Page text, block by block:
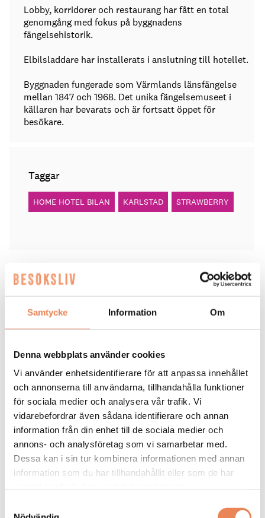
Samtycke Information Om
Denna webbplats använder cookies
Vi använder enhetsidentifierare för att anpassa innehållet
och annonserna till användarna, tillhandahålla funktioner
för sociala medier och analysera vår trafik. Vi
vidarebefordrar även sådana identifierare och annan
information från din enhet till de sociala medier och
annons- och analysföretag som vi samarbetar med.
Dessa kan i sin tur kombinera informationen med annan
information som du har tillhandahållit eller som de har
Lobby, korridorer och restaurang har fått en total
genomgång med fokus på byggnadens
fängelsehistorik.
Elbilsladdare har installerats i anslutning till hotellet.
Byggnaden fungerade som Värmlands länsfängelse
mellan 1847 och 1968. Det unika fängelsemuseet i
källaren har bevarats och är fortsatt öppet för
besökare.
Taggar
HOME HOTEL BILAN KARLSTAD STRAWBERRY
HOTELL
Nu inleds nästa fas för
Elin Roquet
NYHETER. Efter en lång renovering är